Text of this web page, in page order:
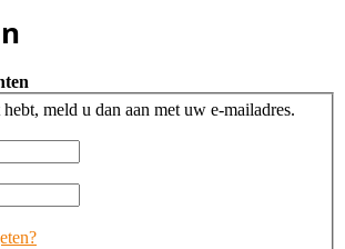
meld u dan aan met uw e-mailadres.